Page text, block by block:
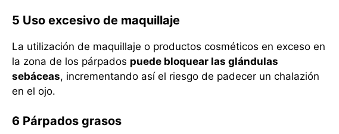
5 Uso excesivo de maquillaje
La utilización de maquillaje o productos cosméticos en exceso en
la zona de los párpados puede bloquear las glándulas
sebáceas, incrementando así el riesgo de padecer un chalazión
en el ojo.
6 Párpados grasos